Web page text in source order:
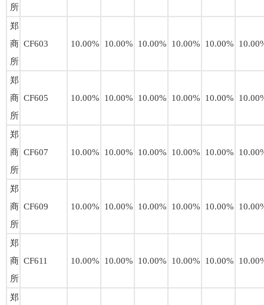
所
郑
商
所
CF603 10.00% 10.00% 10.00% 10.00% 10.00%
郑
商
所
CF605 10.00% 10.00% 10.00% 10.00% 10.00%
郑
商
所
CF607 10.00% 10.00% 10.00% 10.00% 10.00%
郑
商
所
CF609 10.00% 10.00% 10.00% 10.00% 10.00%
郑
商
所
CF611 10.00% 10.00% 10.00% 10.00% 10.00%
郑